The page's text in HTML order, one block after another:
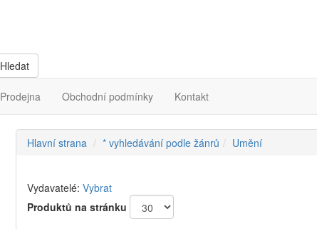
Prodejna Obchodní podmínky Kontakt
Hlavní strana * vyhledávání podle žánrů Umění
Vydavatelé: Vybrat
Produktů na stránku